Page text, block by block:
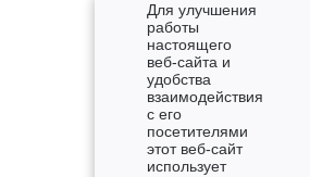
Для улучшения
работы
настоящего
веб-сайта и
удобства
взаимодействия
с его
посетителями
этот веб-сайт
использует